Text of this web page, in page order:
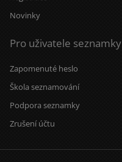
Novinky
Pro uživatele seznamky
Zapomenuté heslo
Škola seznamování
Podpora seznamky
Zrušení účtu